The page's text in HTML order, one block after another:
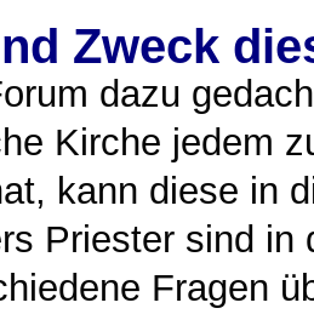
Zweck
dazu
Kirche jedem
kann diese in
Priester sind in
Fragen